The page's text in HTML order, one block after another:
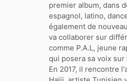
premier album, dans
espagnol, latino,
également de
va collaborer sur
comme P.A.L, jeune
qui posera sa voix sur
En 2017, il rencontre